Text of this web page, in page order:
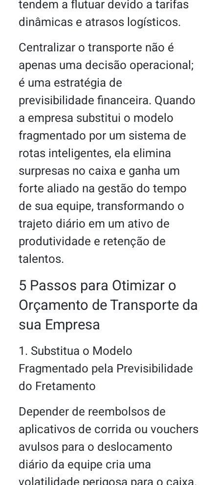
tendem a flutuar devido a tarifas
dinâmicas e atrasos logísticos.
Centralizar o transporte não é
apenas uma decisão operacional;
é uma estratégia de
previsibilidade financeira. Quando
a empresa substitui o modelo
fragmentado por um sistema de
rotas inteligentes, ela elimina
surpresas no caixa e ganha um
forte aliado na gestão do tempo
de sua equipe, transformando o
trajeto diário em um ativo de
produtividade e retenção de
talentos.
5 Passos para Otimizar o
Orçamento de Transporte da
sua Empresa
1. Substitua o Modelo
Fragmentado pela Previsibilidade
do Fretamento
Depender de reembolsos de
aplicativos de corrida ou vouchers
avulsos para o deslocamento
diário da equipe cria uma